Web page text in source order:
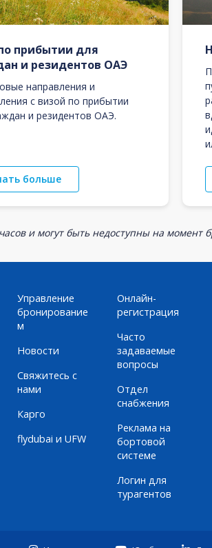
прибытии для
и резидентов ОАЭ
направления и
с визой по прибытии
и резидентов ОАЭ.
больше
и могут быть недоступны на момент
Управление
бронирование
м
Новости
Свяжитесь с
нами
Карго
flydubai и UFW
Онлайн-
регистрация
Часто
задаваемые
вопросы
Отдел
снабжения
Реклама на
бортовой
системе
Логин для
турагентов